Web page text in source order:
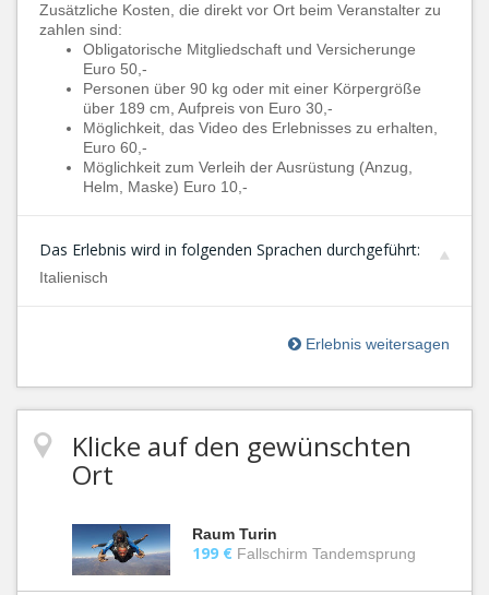
Zusätzliche Kosten, die direkt vor Ort beim Veranstalter zu
zahlen sind:
Obligatorische Mitgliedschaft und Versicherunge
Euro 50,-
Personen über 90 kg oder mit einer Körpergröße
über 189 cm, Aufpreis von Euro 30,-
Möglichkeit, das Video des Erlebnisses zu erhalten,
Euro 60,-
Möglichkeit zum Verleih der Ausrüstung (Anzug,
Helm, Maske) Euro 10,-
Das Erlebnis wird in folgenden Sprachen durchgeführt:
Italienisch
Erlebnis weitersagen
Klicke auf den gewünschten
Ort
Raum Turin
199 € Fallschirm Tandemsprung